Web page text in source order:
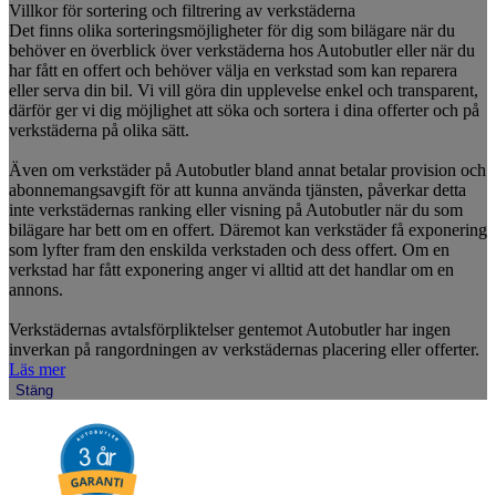
Villkor för sortering och filtrering av verkstäderna
Det finns olika sorteringsmöjligheter för dig som bilägare när du
behöver en överblick över verkstäderna hos Autobutler eller när du
har fått en offert och behöver välja en verkstad som kan reparera
eller serva din bil. Vi vill göra din upplevelse enkel och transparent,
därför ger vi dig möjlighet att söka och sortera i dina offerter och på
verkstäderna på olika sätt.
Även om verkstäder på Autobutler bland annat betalar provision och
abonnemangsavgift för att kunna använda tjänsten, påverkar detta
inte verkstädernas ranking eller visning på Autobutler när du som
bilägare har bett om en offert. Däremot kan verkstäder få exponering
som lyfter fram den enskilda verkstaden och dess offert. Om en
verkstad har fått exponering anger vi alltid att det handlar om en
annons.
Verkstädernas avtalsförpliktelser gentemot Autobutler har ingen
inverkan på rangordningen av verkstädernas placering eller offerter.
Läs mer
Stäng